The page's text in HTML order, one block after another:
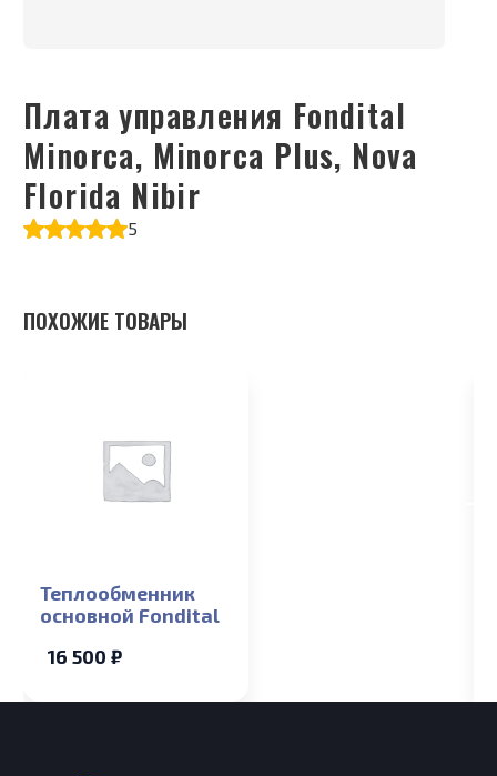
Плата управления Fondital
Minorca, Minorca Plus, Nova
Florida Nibir
5
ПОХОЖИЕ ТОВАРЫ
Теплообменник
основной Fondital
16 500 ₽